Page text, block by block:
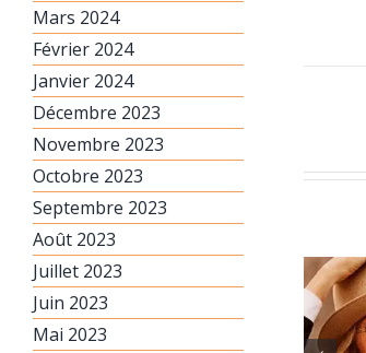
Mars 2024
Février 2024
Janvier 2024
Décembre 2023
Novembre 2023
Octobre 2023
Septembre 2023
Août 2023
Juillet 2023
Juin 2023
Mai 2023